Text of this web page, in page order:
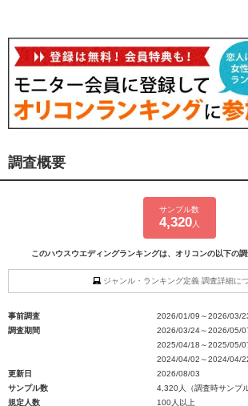
調査概要
サンプル数
4,320人
このハウスウエディングランキングは、オリコンの以下の調
ジャンル・ランキング定義 調査詳細に
事前調査
2026/01/09～2026/03/
調査期間
2026/03/24～2026/05/
2025/04/18～2025/05/
2024/04/02～2024/04/
更新日
2026/08/03
サンプル数
4,320人（調査時サンプ
規定人数
100人以上